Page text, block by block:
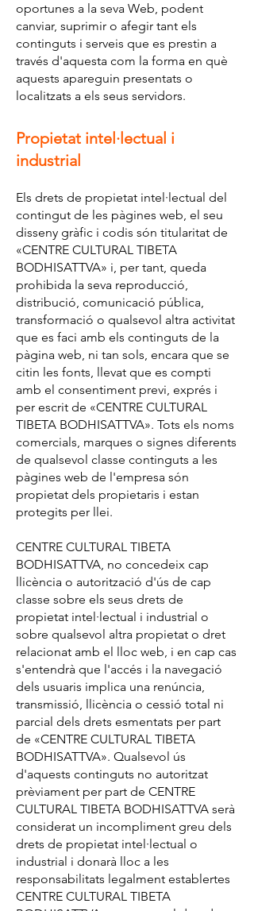
oportunes a la seva Web, podent
canviar, suprimir o afegir tant els
continguts i serveis que es prestin a
través d'aquesta com la forma en què
aquests apareguin presentats o
localitzats a els seus servidors.
Propietat intel·lectual i
industrial
Els drets de propietat intel·lectual del
contingut de les pàgines web, el seu
disseny gràfic i codis són titularitat de
«CENTRE CULTURAL TIBETA
BODHISATTVA» i, per tant, queda
prohibida la seva reproducció,
distribució, comunicació pública,
transformació o qualsevol altra activitat
que es faci amb els continguts de la
pàgina web, ni tan sols, encara que se
citin les fonts, llevat que es compti
amb el consentiment previ, exprés i
per escrit de «CENTRE CULTURAL
TIBETA BODHISATTVA». Tots els noms
comercials, marques o signes diferents
de qualsevol classe continguts a les
pàgines web de l'empresa són
propietat dels propietaris i estan
protegits per llei.
CENTRE CULTURAL TIBETA
BODHISATTVA, no concedeix cap
llicència o autorització d'ús de cap
classe sobre els seus drets de
propietat intel·lectual i industrial o
sobre qualsevol altra propietat o dret
relacionat amb el lloc web, i en cap cas
s'entendrà que l'accés i la navegació
dels usuaris implica una renúncia,
transmissió, llicència o cessió total ni
parcial dels drets esmentats per part
de «CENTRE CULTURAL TIBETA
BODHISATTVA». Qualsevol ús
d'aquests continguts no autoritzat
prèviament per part de CENTRE
CULTURAL TIBETA BODHISATTVA serà
considerat un incompliment greu dels
drets de propietat intel·lectual o
industrial i donarà lloc a les
responsabilitats legalment establertes
CENTRE CULTURAL TIBETA